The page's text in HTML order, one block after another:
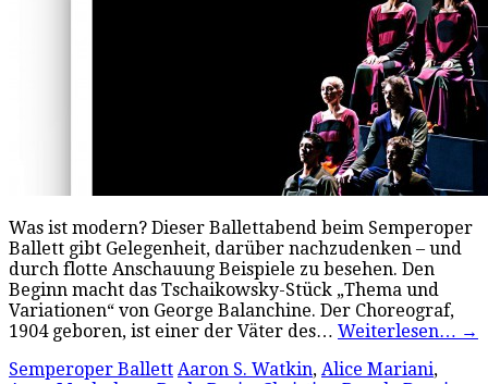
Was ist modern? Dieser Ballettabend beim Semperoper
Ballett gibt Gelegenheit, darüber nachzudenken – und
durch flotte Anschauung Beispiele zu besehen. Den
Beginn macht das Tschaikowsky-Stück „Thema und
Variationen“ von George Balanchine. Der Choreograf,
1904 geboren, ist einer der Väter des… Weiterlesen… →
Semperoper Ballett Aaron S. Watkin, Alice Mariani,